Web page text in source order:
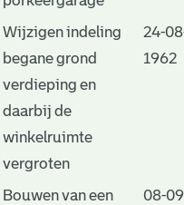
Wijzigen indeling
begane grond
verdieping en
daarbij de
winkelruimte
vergroten
24-
1962
Bouwen van een
08-